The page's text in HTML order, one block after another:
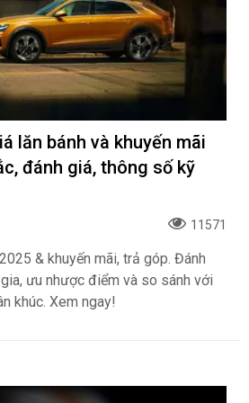
lăn bánh và khuyến mãi
đánh giá, thông số kỹ
11571
& khuyến mãi, trả góp. Đánh
ưu nhược điểm và so sánh với
khúc. Xem ngay!